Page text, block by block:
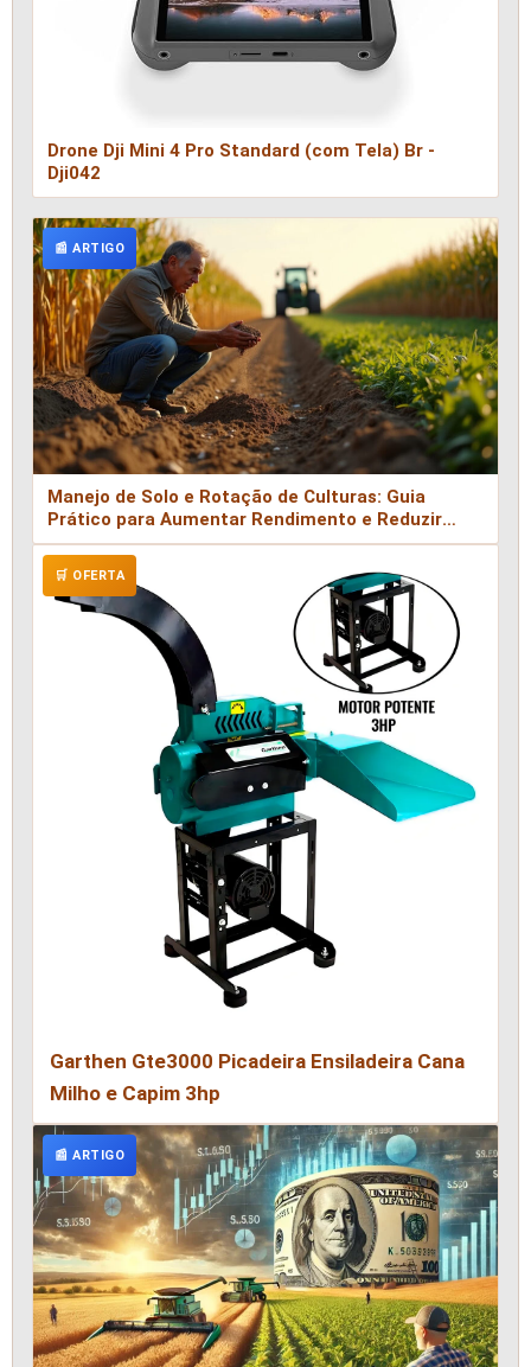
Drone Dji Mini 4 Pro Standard (com Tela) Br -
Dji042
📰 ARTIGO
Manejo de Solo e Rotação de Culturas: Guia
Prático para Aumentar Rendimento e Reduzir
Custos em Fazendas
🛒 OFERTA
Garthen Gte3000 Picadeira Ensiladeira Cana
Milho e Capim 3hp
📰 ARTIGO